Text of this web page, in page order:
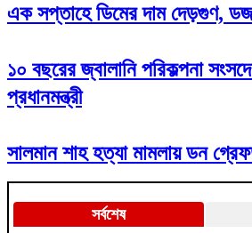
এক সপ্তাহে ডিমের দাম দেড়গুণ,
১০ বছরের জ্বালানি পরিকল্পনা
প্রধানমন্ত্রী
সালমান শাহ হত্যা মামলায় ডন
সর্বশেষ